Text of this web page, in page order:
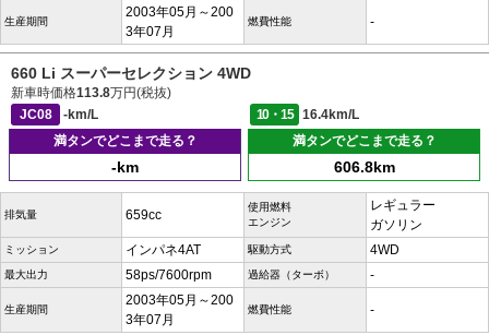
生産期間
2003年05月～200
3年07月
燃費性能 -
660 Li スーパーセレクション 4WD
新車時価格113.8万円(税抜)
JC08
-km/L 10・15
16.4km/L
満タンでどこまで走る？
-km
満タンでどこまで走る？
606.8km
排気量 659cc
使用燃料
エンジン
レギュラー
ガソリン
ミッション インパネ4AT 駆動方式 4WD
最大出力 58ps/7600rpm 過給器（ターボ） -
生産期間
2003年05月～200
3年07月
燃費性能 -